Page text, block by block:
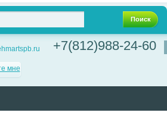
Поиск
мне
+7(812)988-24-60